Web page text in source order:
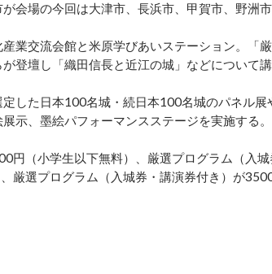
会場の今回は大津市、長浜市、甲賀市、野洲
業交流会館と米原学びあいステーション。「
登壇し「織田信長と近江の城」などについて講
した日本100名城・続日本100名城のパネル展
示、墨絵パフォーマンスステージを実施する。
円（小学生以下無料）、厳選プログラム（入
厳選プログラム（入城券・講演券付き）が3500